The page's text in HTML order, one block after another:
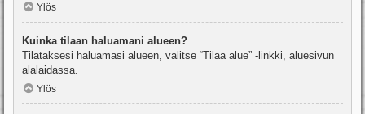
Ylös
Kuinka tilaan haluamani alueen?
Tilataksesi haluamasi alueen, valitse “Tilaa alue” -linkki, aluesivun
alalaidassa.
Ylös